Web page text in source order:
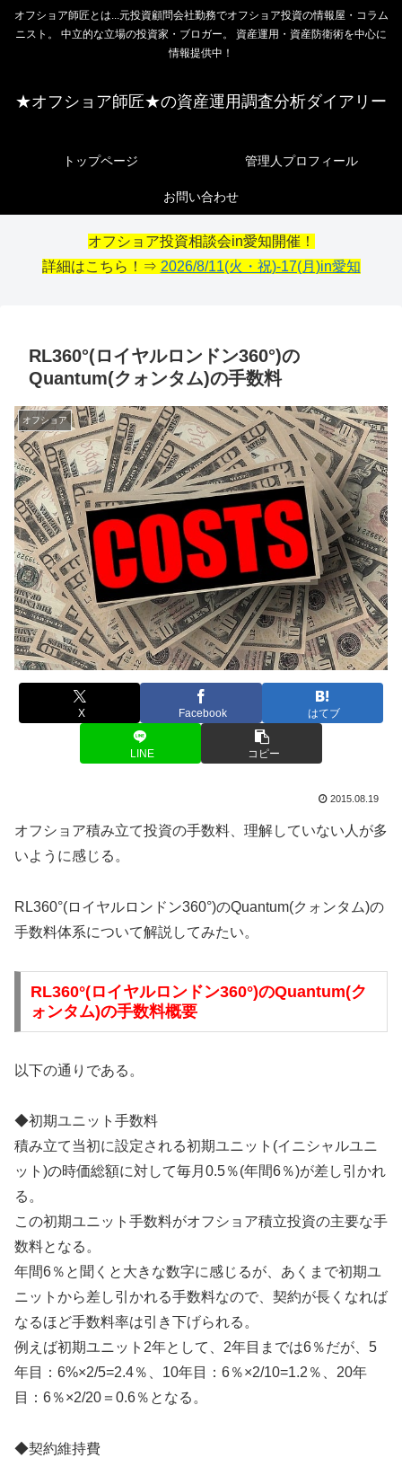
オフショア師匠とは...元投資顧問会社勤務でオフショア投資の情報屋・コラム
ニスト。 中立的な立場の投資家・ブロガー。 資産運用・資産防衛術を中心に
情報提供中！
★オフショア師匠★の資産運用調査分析ダイアリー
トップページ 管理人プロフィール
お問い合わせ
オフショア投資相談会in愛知開催！
詳細はこちら！⇒ 2026/8/11(火・祝)-17(月)in愛知
RL360°(ロイヤルロンドン360°)の
Quantum(クォンタム)の手数料
オフショア
X Facebook はてブ
LINE コピー
2015.08.19
オフショア積み立て投資の手数料、理解していない人が多
いように感じる。
RL360°(ロイヤルロンドン360°)のQuantum(クォンタム)の
手数料体系について解説してみたい。
RL360°(ロイヤルロンドン360°)のQuantum(ク
ォンタム)の手数料概要
以下の通りである。
◆初期ユニット手数料
積み立て当初に設定される初期ユニット(イニシャルユニ
ット)の時価総額に対して毎月0.5％(年間6％)が差し引かれ
る。
この初期ユニット手数料がオフショア積立投資の主要な手
数料となる。
年間6％と聞くと大きな数字に感じるが、あくまで初期ユ
ニットから差し引かれる手数料なので、契約が長くなれば
なるほど手数料率は引き下げられる。
例えば初期ユニット2年として、2年目までは6％だが、5
年目：6%×2/5=2.4％、10年目：6％×2/10=1.2％、20年
目：6％×2/20＝0.6％となる。
◆契約維持費